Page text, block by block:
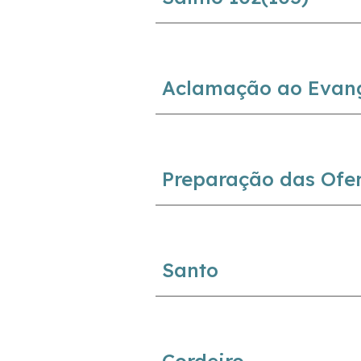
Aclamação ao
Preparação das
Santo